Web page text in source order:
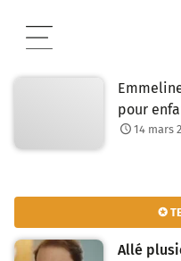
contenu
pour
14 mars
✪
Allé